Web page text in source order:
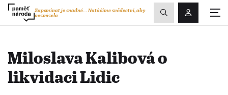
Přihlášení/
Zapomínat je snadné...Natáčíme svědectví, aby
nezmizela
Zobrazit
vyhledávání
Miloslava Kalibová o
likvidaci Lidic